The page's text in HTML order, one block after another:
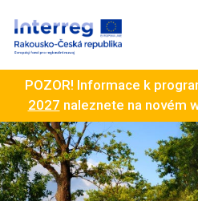
POZOR! Informace k
2027 naleznete na novém